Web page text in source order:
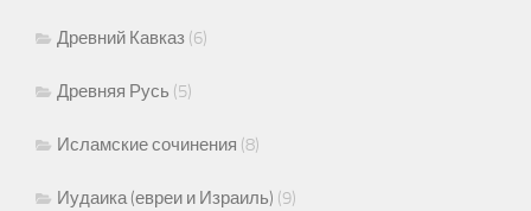
Древний Кавказ (6)
Древняя Русь (5)
Исламские сочинения (8)
Иудаика (евреи и Израиль) (9)